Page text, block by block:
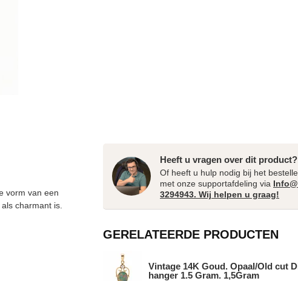
vorm van een
charmant is.
Heeft u vragen over dit product?
Of heeft u hulp nodig bij het
met onze supportafdeling via
3294943. Wij helpen u graag!
GERELATEERDE PRODUCTEN
Vintage 14K Goud. Opaal/Old cut
hanger 1.5 Gram. 1,5Gram